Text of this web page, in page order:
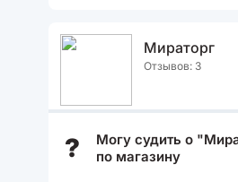
Мираторг
Отзывов: 3
?
Могу судить о
по магазину